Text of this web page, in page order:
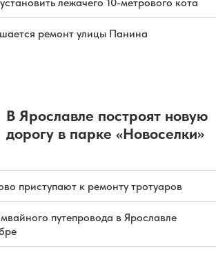
лежачего 10-метрового кота
ремонт улицы Панина
В Ярославле построят новую
дорогу в парке «Новоселки»
приступают к ремонту тротуаров
путепровода в Ярославле